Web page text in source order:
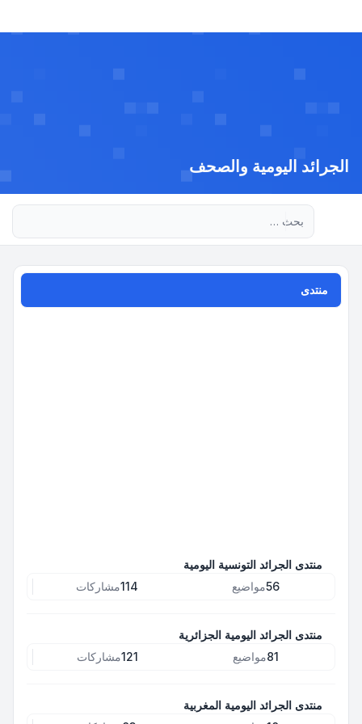
الجرائد اليومية والصحف
منتدى
منتدى الجرائد التونسية اليومية
56مواضيع 114مشاركات
منتدى الجرائد اليومية الجزائرية
81مواضيع 121مشاركات
منتدى الجرائد اليومية المغربية